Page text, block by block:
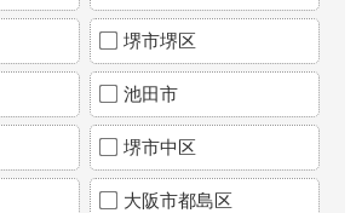
堺市堺区
池田市
堺市中区
大阪市都島区